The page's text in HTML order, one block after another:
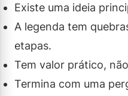
Existe uma ideia
A legenda tem
etapas.
Tem valor prático,
Termina com uma